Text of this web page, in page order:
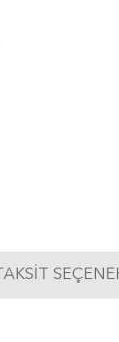
TAKSIT